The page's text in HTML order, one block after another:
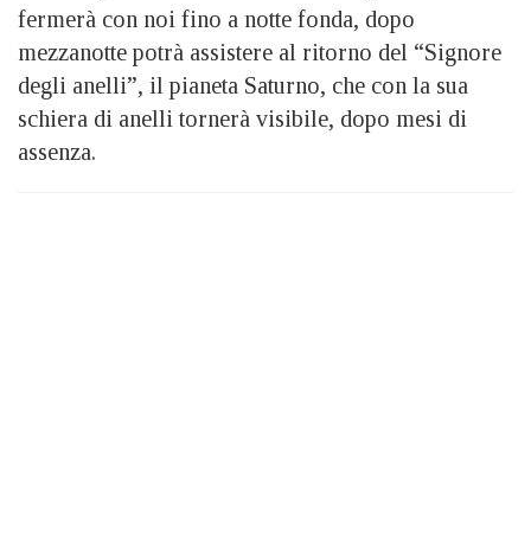
fermerà con noi fino a notte fonda, dopo
mezzanotte potrà assistere al ritorno del “Signore
degli anelli”, il pianeta Saturno, che con la sua
schiera di anelli tornerà visibile, dopo mesi di
assenza.